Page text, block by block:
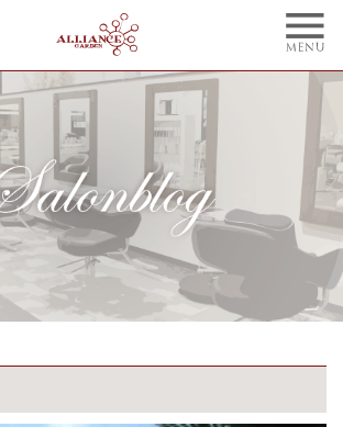
CONCEPT
コンセプト
BLOG
ブログ
STAFF
スタッフ
WEBCOUPON
ウェブクーポン